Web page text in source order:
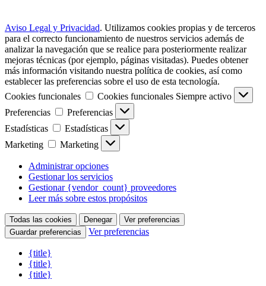
Aviso Legal y Privacidad. Utilizamos cookies propias y de terceros
para el correcto funcionamiento de nuestros servicios además de
analizar la navegación que se realice para posteriormente realizar
mejoras técnicas (por ejemplo, páginas visitadas). Puedes obtener
más información visitando nuestra política de cookies, así como
establecer las preferencias sobre el uso de esta tecnología.
Cookies funcionales
Cookies funcionales Siempre activo
Preferencias
Preferencias
Estadísticas
Estadísticas
Marketing
Marketing
Administrar opciones
Gestionar los servicios
Gestionar {vendor_count} proveedores
Leer más sobre estos propósitos
Todas las cookies Denegar
Ver preferencias
Guardar preferencias
Ver preferencias
{title}
{title}
{title}